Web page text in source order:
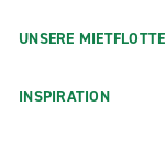
UNSERE MIETFLOTTE
INSPIRATION